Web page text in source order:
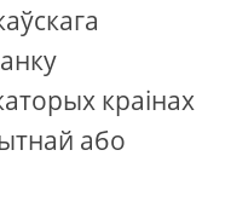
краінах
або